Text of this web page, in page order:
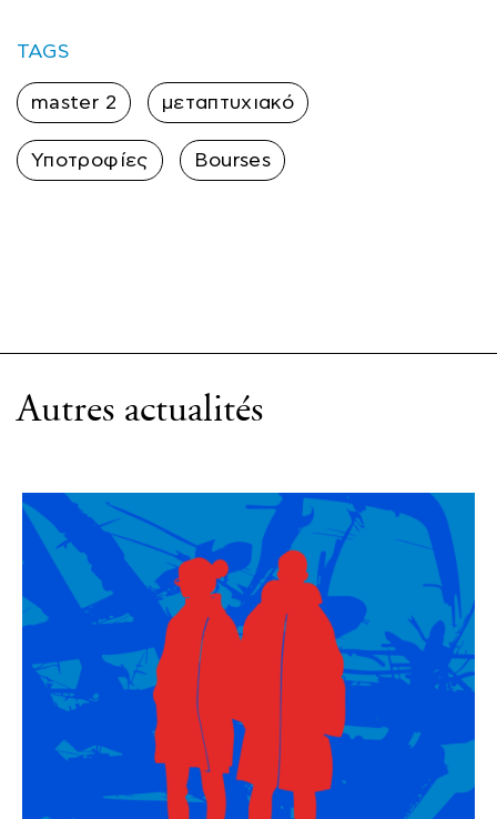
TAGS
master 2 μεταπτυχιακό
Υποτροφίες Bourses
Autres actualités